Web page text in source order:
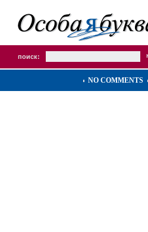
поиск:
NO COMMENTS